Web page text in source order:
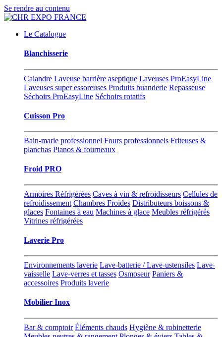
Se rendre au contenu
Le Catalogue
Blanchisserie
Calandre Laveuse barrière aseptique Laveuses ProEasyLine
Laveuses super essoreuses Produits buanderie Repasseuse
Séchoirs ProEasyLine Séchoirs rotatifs
Cuisson Pro
Bain-marie professionnel Fours professionnels Friteuses &
planchas Pianos & fourneaux
Froid PRO
Armoires Réfrigérées Caves à vin & refroidisseurs Cellules de
refroidissement Chambres Froides Distributeurs boissons &
glaces Fontaines à eau Machines à glace Meubles réfrigérés
Vitrines réfrigérées
Laverie Pro
Environnements laverie Lave-batterie / Lave-ustensiles Lave-
vaisselle Lave-verres et tasses Osmoseur Paniers &
accessoires Produits laverie
Mobilier Inox
Bar & comptoir Éléments chauds Hygiène & robinetterie